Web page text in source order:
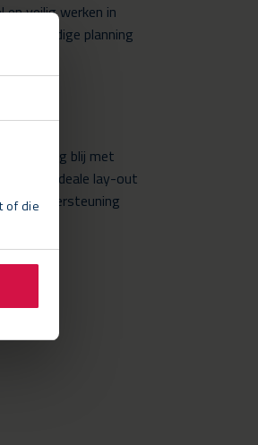
of die
veilig werken in
zorgvuldige planning
zijn erg blij met
ons de ideale lay-out
De ondersteuning